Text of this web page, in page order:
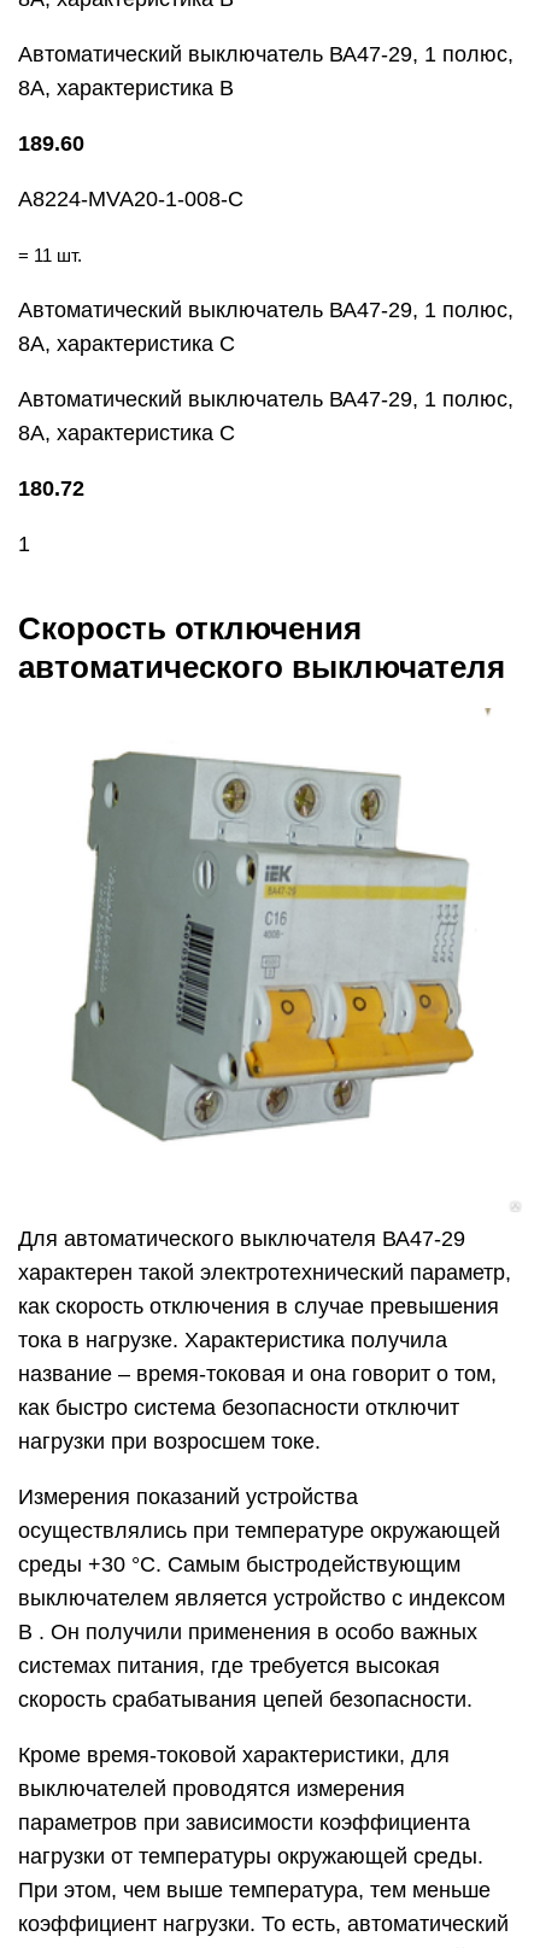
Автоматический выключатель ВА47-29, 1 полюс,
8А, характеристика В
189.60
A8224-MVA20-1-008-C
= 11 шт.
Автоматический выключатель ВА47-29, 1 полюс,
8А, характеристика С
Автоматический выключатель ВА47-29, 1 полюс,
8А, характеристика С
180.72
1
Скорость отключения
автоматического выключателя
Для автоматического выключателя ВА47-29
характерен такой электротехнический параметр,
как скорость отключения в случае превышения
тока в нагрузке. Характеристика получила
название – время-токовая и она говорит о том,
как быстро система безопасности отключит
нагрузки при возросшем токе.
Измерения показаний устройства
осуществлялись при температуре окружающей
среды +30 °С. Самым быстродействующим
выключателем является устройство с индексом
B . Он получили применения в особо важных
системах питания, где требуется высокая
скорость срабатывания цепей безопасности.
Кроме время-токовой характеристики, для
выключателей проводятся измерения
параметров при зависимости коэффициента
нагрузки от температуры окружающей среды.
При этом, чем выше температура, тем меньше
коэффициент нагрузки. То есть, автоматический